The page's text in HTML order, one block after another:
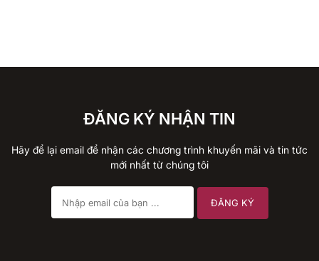
ĐĂNG KÝ NHẬN TIN
Hãy để lại email để nhận các chương trình khuyến mãi và tin tức
mới nhất từ chúng tôi